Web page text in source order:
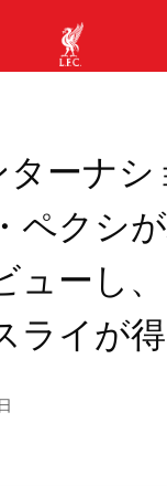
ーナシ
ペクシ
ューし
ライが